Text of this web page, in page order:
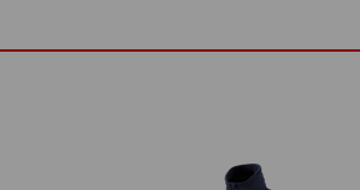
vnitřní strana z měkkého
Pokyny pro péči: